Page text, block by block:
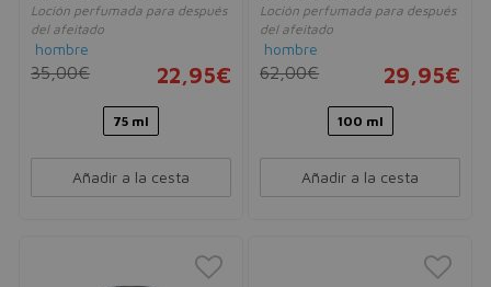
Loción perfumada para después
del afeitado
hombre
35,00€ 22,95€
75 ml
Añadir a la cesta
Aftershave Lotion
Loción perfumada para después
del afeitado
hombre
62,00€ 29,95€
100 ml
Añadir a la cesta